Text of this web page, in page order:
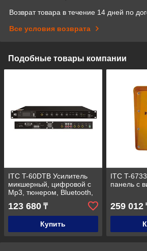
Возврат товара в течение 14 дней по
Все условия возврата
Подобные товары компании
ITC T-60DTB Усилитель
микшерный, цифровой с
Мр3, тюнером, Bluetooth,
123 680 ₸
Купить
ITC T-
панель с
259 012